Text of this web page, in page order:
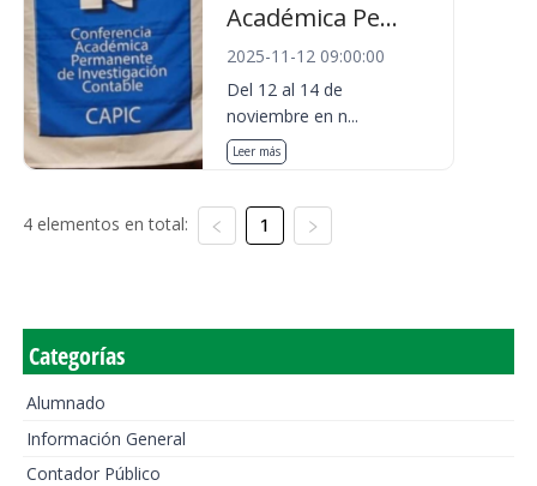
Académica Pe...
2025-11-12 09:00:00
Del 12 al 14 de
noviembre en n...
Leer más
4 elementos en total: 1
Categorías
Alumnado
Información General
Contador Público